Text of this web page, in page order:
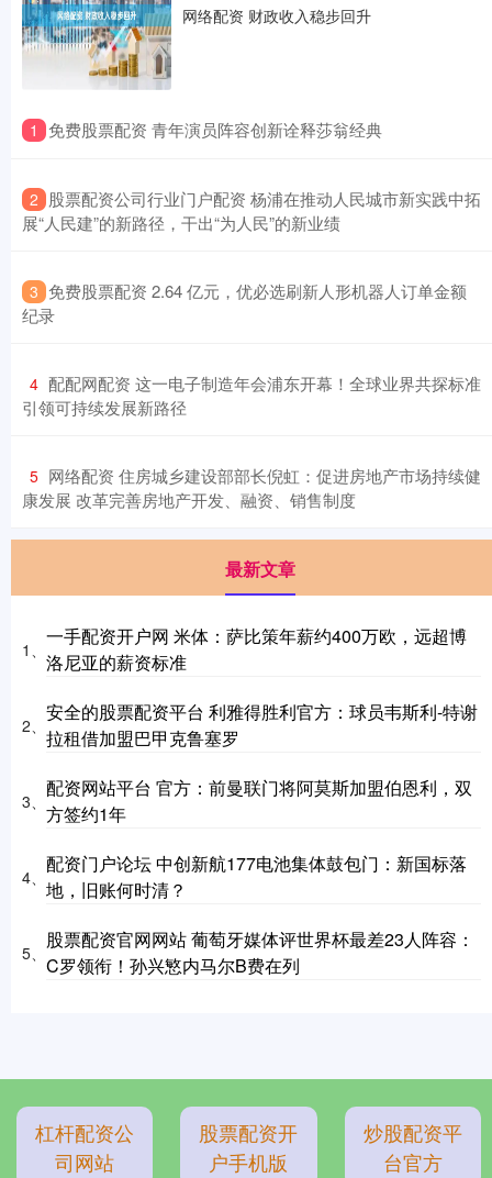
网络配资 财政收入稳步回升
1 ​免费股票配资 青年演员阵容创新诠释莎翁经典
2 ​股票配资公司行业门户配资 杨浦在推动人民城市新实践中拓
展“人民建”的新路径，干出“为人民”的新业绩
3 ​免费股票配资 2.64 亿元，优必选刷新人形机器人订单金额
纪录
4 ​配配网配资 这一电子制造年会浦东开幕！全球业界共探标准
引领可持续发展新路径
5 ​网络配资 住房城乡建设部部长倪虹：促进房地产市场持续健
康发展 改革完善房地产开发、融资、销售制度
最新文章
1、
一手配资开户网 米体：萨比策年薪约400万欧，远超博
洛尼亚的薪资标准
2、
安全的股票配资平台 利雅得胜利官方：球员韦斯利-特谢
拉租借加盟巴甲克鲁塞罗
3、
配资网站平台 官方：前曼联门将阿莫斯加盟伯恩利，双
方签约1年
4、
配资门户论坛 中创新航177电池集体鼓包门：新国标落
地，旧账何时清？
5、
股票配资官网网站 葡萄牙媒体评世界杯最差23人阵容：
C罗领衔！孙兴慜内马尔B费在列
杠杆配资公
司网站
股票配资开
户手机版
炒股配资平
台官方